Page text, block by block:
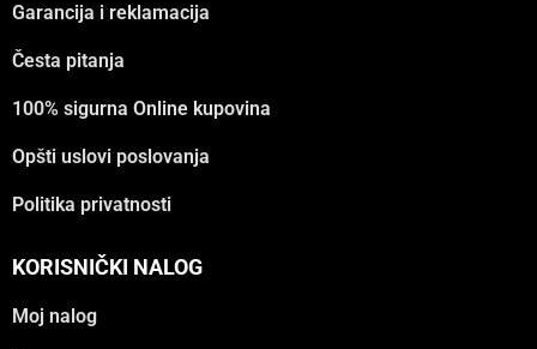
Garancija i reklamacija
Česta pitanja
100% sigurna Online kupovina
Opšti uslovi poslovanja
Politika privatnosti
KORISNIČKI NALOG
Moj nalog